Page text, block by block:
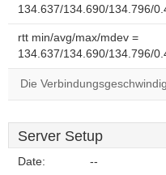
134.637/134.690/134.796/
rtt min/avg/max/mdev =
134.637/134.690/134.796/
Die
Server Setup
Date: --